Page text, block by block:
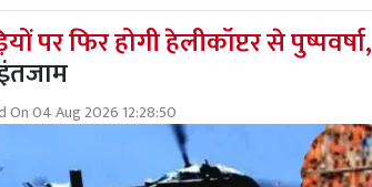
पर फिर होगी हेलीकॉप्टर से पुष्पवर्षा,
On04 Aug 2026 12:28:50